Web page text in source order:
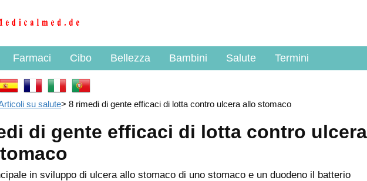
Farmaci Cibo Bellezza Bambini Salute Termini
su salute> 8 rimedi di gente efficaci di lotta contro ulcera allo stomaco
di gente efficaci di lotta contro ulcera
in sviluppo di ulcera allo stomaco di uno stomaco e un duodeno il batterio